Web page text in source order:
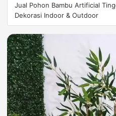
Jual Pohon Bambu Artificial
Dekorasi Indoor & Outdoor